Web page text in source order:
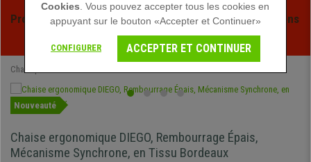
Profitez des soldes d'été chez Chaisepro ! Des réductions
exclusives pour une durée limitée - Voir l'offre
Chaisepro
Nouveauté
Chaise ergonomique DIEGO, Rembourrage Épais,
Mécanisme Synchrone, en Tissu Bordeaux
Cookies . Vous pouvez accepter tous les cookies en
appuyant sur le bouton «Accepter et Continuer»
CONFIGURER ACCEPTER ET CONTINUER